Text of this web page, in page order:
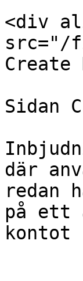
<div
src="/
Create
Sidan
där
redan
på ett